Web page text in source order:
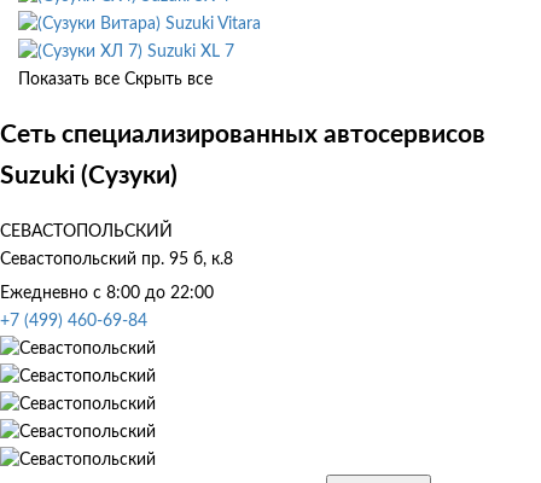
Suzuki Vitara
Suzuki XL 7
Показать все Скрыть все
Сеть специализированных автосервисов
Suzuki (Сузуки)
СЕВАСТОПОЛЬСКИЙ
Севастопольский пр. 95 б, к.8
Ежедневно с 8:00 до 22:00
+7 (499) 460-69-84